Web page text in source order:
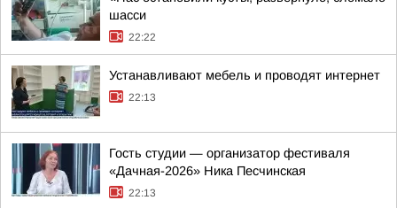
шасси
22:22
Устанавливают мебель и проводят интернет
22:13
Гость студии — организатор фестиваля
«Дачная-2026» Ника Песчинская
22:13